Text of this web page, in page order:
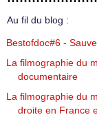
Au fil du blog :
Bestofdoc#6 -
La filmographie du
documentaire
La filmographie du
droite en France